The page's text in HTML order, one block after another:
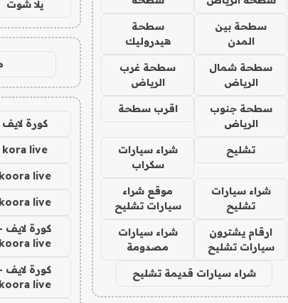
سطحة بين
المدن
سطحة
هيدروليك
سطحة شمال
الرياض
سطحة غرب
الرياض
سطحة جنوب
الرياض
اقرب سطحة
تشليح
شراء سيارات
سكراب
شراء سيارات
تشليح
موقع شراء
سيارات تشليح
ارقام يشترون
سيارات تشليح
شراء سيارات
مصدومة
شراء سيارات قديمة تشليح
يلا شوت
كورة لايف
kora live
koora live
koora live
كورة لايف
koora live
كورة لايف
koora live